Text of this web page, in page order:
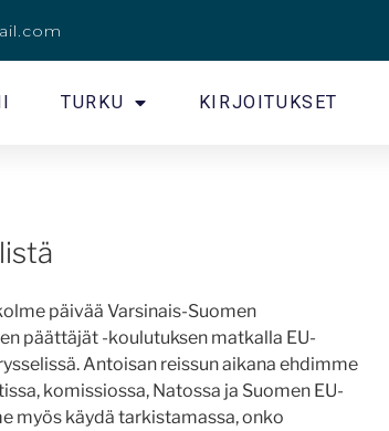
TURKU KIRJOITUKSET
päivää Varsinais-Suomen
päättäjät -koulutuksen matkalla EU-
Antoisan reissun aikana ehdimme
komissiossa, Natossa ja Suomen EU-
myös käydä tarkistamassa, onko